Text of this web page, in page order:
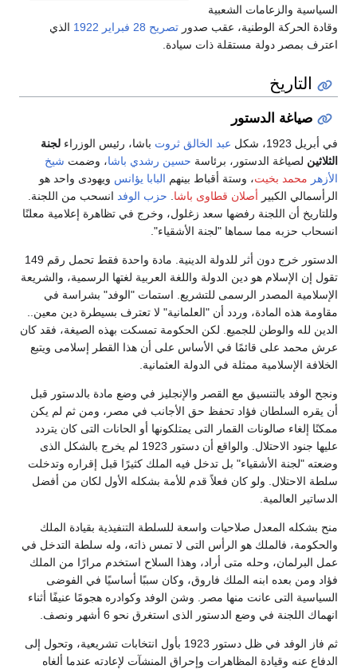
السياسية والزعامات الشعبية
وقادة الحركة الوطنية، عقب صدور تصريح 28 فبراير 1922
الذي
اعترف بمصر دولة مستقلة ذات سيادة.
التاريخ
صياغة الدستور
في أبريل 1923، شكل عبد الخالق ثروت باشا، رئيس الوزراء لجنة
الثلاثين لصياغة الدستور، برئاسة حسين رشدي باشا، وضمت شيخ
الأزهر محمد بخيت، وستة أقباط بينهم البابا يؤانس ويهودى واحد هو
الرأسمالي الكبير أصلان قطاوى باشا حزب الوفد انسحب من اللجنة.
وللتاريخ أن اللجنة رفضها سعد زغلول، وخرج في تظاهرة إعلامية معلنًا
انسحاب حزبه مما سماها "لجنة الأشقياء".
الدستور خرج دون أثر للدولة الدينية. مادة واحدة فقط تحمل رقم 149
تقول إن الإسلام هو دين الدولة واللغة العربية لغتها الرسمية، والشريعة
الإسلامية المصدر الرسمى للتشريع. استمات "الوفد" بشراسة في
مقاومة هذه المادة، وردد أن "العلمانية" لا تعترف بسيطرة دين معين..
الدين لله والوطن للجميع. لكن الحكومة تمسكت بهذه الصيغة، فقد كان
عرش محمد على قائمًا في الأساس على أن هذا القطر إسلامى ويتبع
الخلافة الإسلامية ممثلة في الدولة العثمانية.
ونجح الوفد بالتنسيق مع القصر والإنجليز في وضع مادة بالدستور قبل
أن يقره السلطان فؤاد تحفظ حق الأجانب في مصر، ومن ثم لم يكن
ممكنًا إلغاء صالونات القمار التى يمتلكونها أو الحانات التى كان يتردد
عليها جنود الاحتلال. والواقع أن دستور 1923 لم يخرج بالشكل الذى
وضعته "لجنة الأشقياء" بل تدخل فيه الملك كثيرًا قبل إقراره وتدخلت
سلطة الاحتلال. ولو كان فعلاً قدم للأمة بشكله الأول لكان من أفضل
الدساتير العالمية.
منح بشكله المعدل صلاحيات واسعة للسلطة التنفيذية بقيادة الملك
والحكومة، فالملك هو الرأس التى لا تمس ذاته، وله سلطة التدخل في
عمل البرلمان، وحله متى أراد، وهذا السلاح استخدم مرارًا من الملك
فؤاد ومن بعده ابنه الملك فاروق، وكان سببًا أساسيًا في الفوضى
السياسية التى عانت منها مصر. وشن الوفد وكوادره هجومًا عنيفًا أثناء
انهماك اللجنة في وضع الدستور الذى استغرق نحو 6 أشهر ونصف.
ثم فاز الوفد في ظل دستور 1923 بأول انتخابات تشريعية، وتحول إلى
الدفاع عنه وقيادة المظاهرات وإحراق المنشآت لإعادته عندما ألغاه